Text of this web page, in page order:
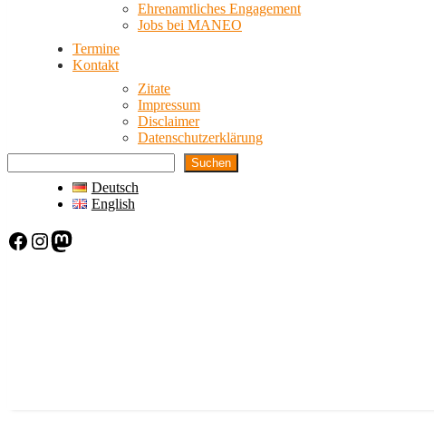
Ehrenamtliches Engagement
Jobs bei MANEO
Termine
Kontakt
Zitate
Impressum
Disclaimer
Datenschutzerklärung
Suchen
Deutsch
English
Facebook Instagram Mastodon